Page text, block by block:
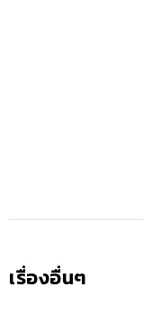
เรื่องอื่นๆ